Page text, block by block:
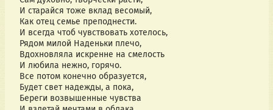
И старайся тоже вклад весомый,
Как отец семье преподнести.
И всегда чтоб чувствовать хотелось,
Рядом милой Наденьки плечо,
Вдохновляла искренне на смелость
И любила нежно, горячо.
Все потом конечно образуется,
Будет свет надежды, а пока,
Береги возвышенные чувства